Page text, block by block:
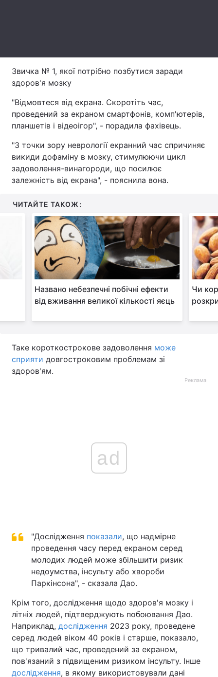
Послуги
Тема оформлення
Звичка № 1, якої потрібно позбутися заради
здоров'я мозку
"Відмовтеся від екрана. Скоротіть час,
проведений за екраном смартфонів, комп'ютерів,
планшетів і відеоігор", - порадила фахівець.
"З точки зору неврології екранний час спричиняє
викиди дофаміну в мозку, стимулюючи цикл
задоволення-винагороди, що посилює
залежність від екрана", - пояснила вона.
ЧИТАЙТЕ ТАКОЖ:
Названо небезпечні побічні ефекти
від вживання великої кількості яєць
Чи
Таке короткострокове задоволення може
сприяти довгостроковим проблемам зі
здоров'ям.
Реклама
ad
"Дослідження показали, що надмірне
проведення часу перед екраном серед
молодих людей може збільшити ризик
недоумства, інсульту або хвороби
Паркінсона", - сказала Дао.
Крім того, дослідження щодо здоров'я мозку і
літніх людей, підтверджують побоювання Дао.
Наприклад, дослідження 2023 року, проведене
серед людей віком 40 років і старше, показало,
що тривалий час, проведений за екраном,
пов'язаний з підвищеним ризиком інсульту. Інше
дослідження, в якому використовували дані